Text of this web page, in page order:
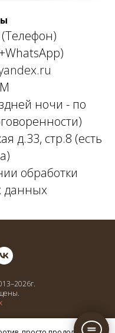
(Телефон)
ночи - по
д.33, стр.8 (есть
обработки
данных
2026г.